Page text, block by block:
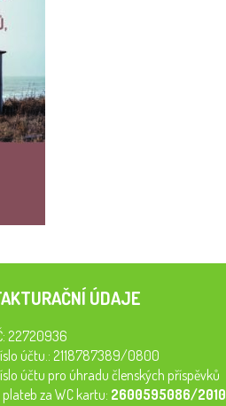
ÚDAJE
22720936
účtu.: 2118787389/0800
účtu pro úhradu členských příspěvků
plateb za WC kartu: 2600595086/2010